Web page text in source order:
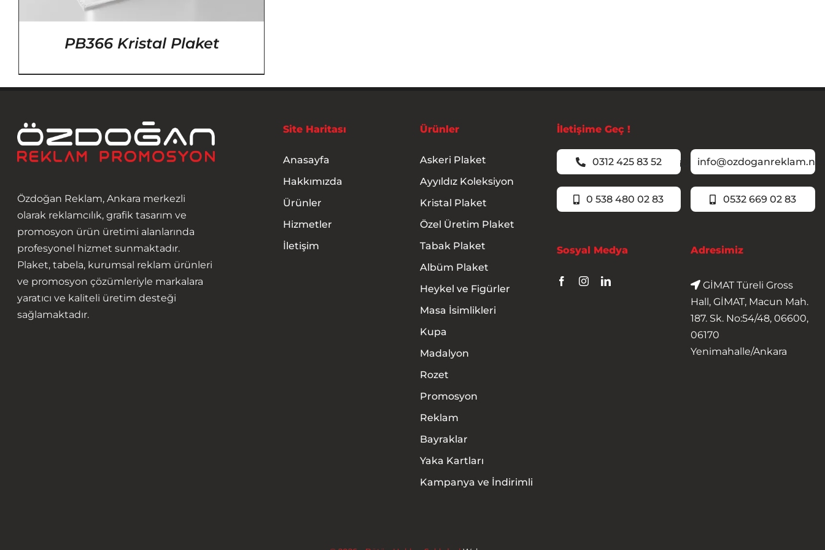
PB366 Kristal Plaket
Özdoğan Reklam, Ankara merkezli
olarak reklamcılık, grafik tasarım ve
promosyon ürün üretimi alanlarında
profesyonel hizmet sunmaktadır.
Plaket, tabela, kurumsal reklam ürünleri
ve promosyon çözümleriyle markalara
yaratıcı ve kaliteli üretim desteği
sağlamaktadır.
Site Haritası
Anasayfa
Hakkımızda
Ürünler
Hizmetler
İletişim
Ürünler
Askeri Plaket
Ayyıldız Koleksiyon
Kristal Plaket
Özel Üretim Plaket
Tabak Plaket
Albüm Plaket
Heykel ve Figürler
Masa İsimlikleri
Kupa
Madalyon
Rozet
Promosyon
Reklam
Bayraklar
Yaka Kartları
Kampanya ve İndirimli
İletişime Geç !
0312 425 83 52 info@ozdoganreklam.net
0 538 480 02 83 0532 669 02 83
Sosyal Medya Adresimiz
GİMAT Türeli Gross
Hall, GİMAT, Macun Mah.
187. Sk. No:54/48, 06600,
06170
Yenimahalle/Ankara
Anasayfa
Hakkımızda
Ürünler